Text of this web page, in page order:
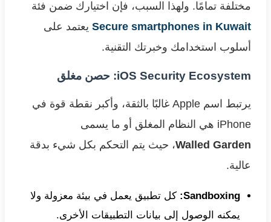
مختلفة تمامًا. ولهذا السبب، فإن اختيارك ضمن فئة
Secure smartphones in Kuwait يعتمد على
أسلوب استخدامك وخبرتك التقنية.
iOS Security Ecosystem: حصن مغلق
يرتبط اسم Apple غالبًا بالثقة، وأكبر نقطة قوة في
iPhone هي النظام المغلق أو ما يسمى
Walled Garden، حيث يتم التحكم بكل شيء بدقة
عالية.
Sandboxing: كل تطبيق يعمل في بيئة معزولة ولا
يمكنه الوصول إلى بيانات التطبيقات الأخرى.